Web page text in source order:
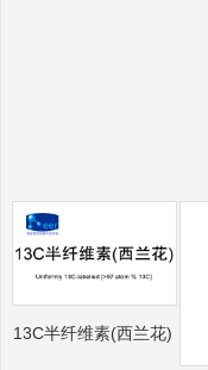
13C半纤维素(西兰花)